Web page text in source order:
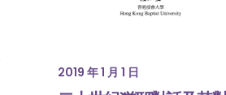
2019 年 1 月 1 日